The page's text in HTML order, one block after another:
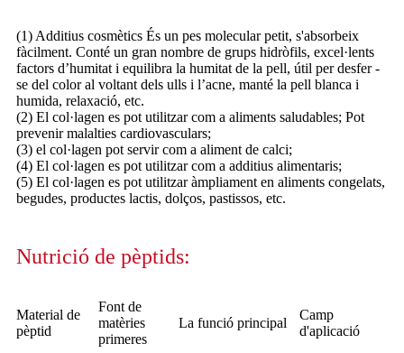
(1) Additius cosmètics És un pes molecular petit, s'absorbeix
fàcilment. Conté un gran nombre de grups hidròfils, excel·lents
factors d’humitat i equilibra la humitat de la pell, útil per desfer -
se del color al voltant dels ulls i l’acne, manté la pell blanca i
humida, relaxació, etc.
(2) El col·lagen es pot utilitzar com a aliments saludables; Pot
prevenir malalties cardiovasculars;
(3) el col·lagen pot servir com a aliment de calci;
(4) El col·lagen es pot utilitzar com a additius alimentaris;
(5) El col·lagen es pot utilitzar àmpliament en aliments congelats,
begudes, productes lactis, dolços, pastissos, etc.
Nutrició de pèptids:
Material de
pèptid
Font de
matèries
primeres
La funció principal
Camp
d'aplicació